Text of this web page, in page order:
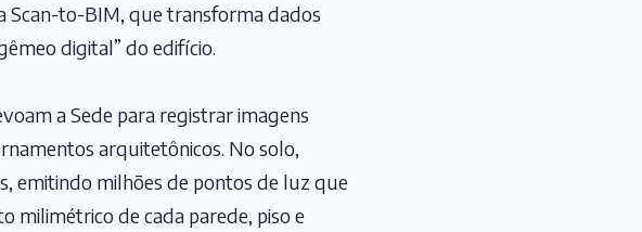
Scan-to-BIM, que transforma dados
digital” do edifício.
a Sede para registrar imagens
arquitetônicos. No solo,
emitindo milhões de pontos de luz que
milimétrico de cada parede, piso e